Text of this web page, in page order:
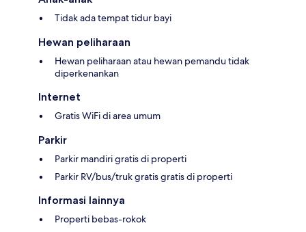
Tidak ada tempat tidur bayi
Hewan peliharaan
Hewan peliharaan atau hewan pemandu tidak
diperkenankan
Internet
Gratis WiFi di area umum
Parkir
Parkir mandiri gratis di properti
Parkir RV/bus/truk gratis gratis di properti
Informasi lainnya
Properti bebas-rokok